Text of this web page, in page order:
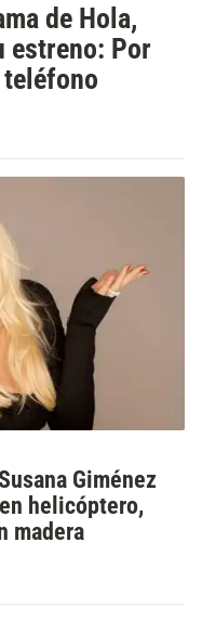
de Hola,
estreno: Por
Giménez
helicóptero,
madera